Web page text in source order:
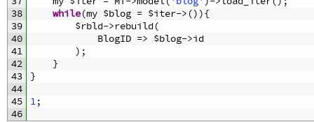
38
39
40
41
42
43
44
45
46
while(my $blog = $iter->()){
$rbld->rebuild(
BlogID => $blog->id
) ;
}
}
1;